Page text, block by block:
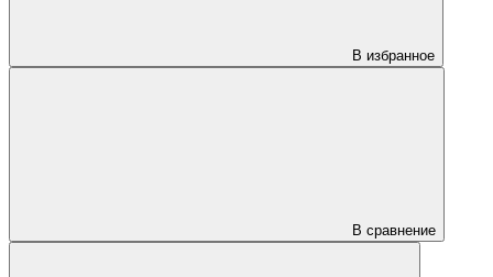
В избранное
В сравнение